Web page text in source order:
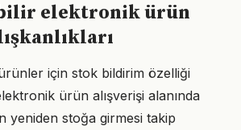
elektronik ürün
için stok bildirim özelliği
ürün alışverişi alanında
yeniden stoğa girmesi takip